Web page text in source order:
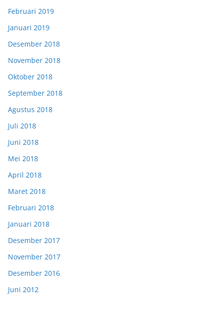
Februari 2019
Januari 2019
Desember 2018
November 2018
Oktober 2018
September 2018
Agustus 2018
Juli 2018
Juni 2018
Mei 2018
April 2018
Maret 2018
Februari 2018
Januari 2018
Desember 2017
November 2017
Desember 2016
Juni 2012